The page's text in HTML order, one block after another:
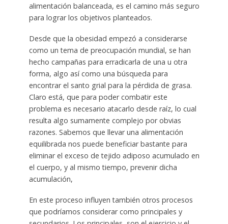
alimentación balanceada, es el camino más seguro
para lograr los objetivos planteados.
Desde que la obesidad empezó a considerarse
como un tema de preocupación mundial, se han
hecho campañas para erradicarla de una u otra
forma, algo así como una búsqueda para
encontrar el santo grial para la pérdida de grasa.
Claro está, que para poder combatir este
problema es necesario atacarlo desde raíz, lo cual
resulta algo sumamente complejo por obvias
razones. Sabemos que llevar una alimentación
equilibrada nos puede beneficiar bastante para
eliminar el exceso de tejido adiposo acumulado en
el cuerpo, y al mismo tiempo, prevenir dicha
acumulación,
En este proceso influyen también otros procesos
que podríamos considerar como principales y